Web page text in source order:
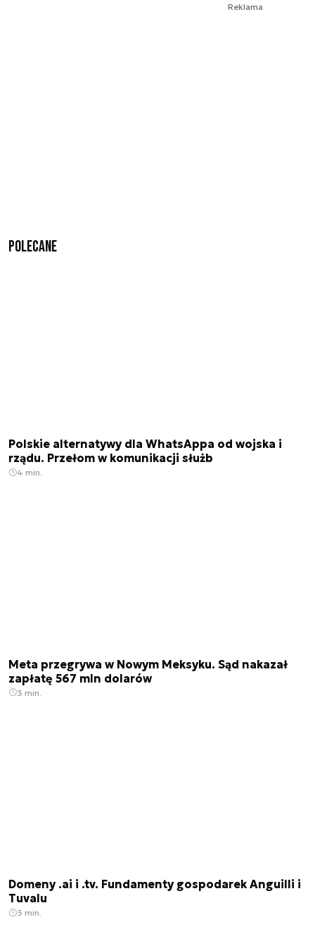
Reklama
Polecane
Polskie alternatywy dla WhatsAppa od wojska i
rządu. Przełom w komunikacji służb
4 min.
Meta przegrywa w Nowym Meksyku. Sąd nakazał
zapłatę 567 mln dolarów
3 min.
Domeny .ai i .tv. Fundamenty gospodarek Anguilli i
Tuvalu
3 min.